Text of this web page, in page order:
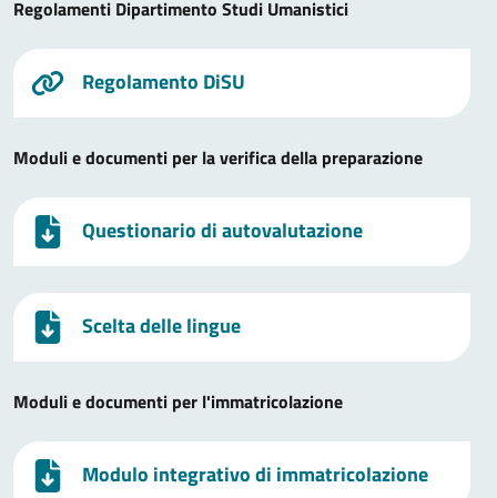
Regolamenti Dipartimento Studi Umanistici
Regolamento DiSU
Moduli e documenti per la verifica della preparazione
Questionario di autovalutazione
Scelta delle lingue
Moduli e documenti per l'immatricolazione
Modulo integrativo di immatricolazione